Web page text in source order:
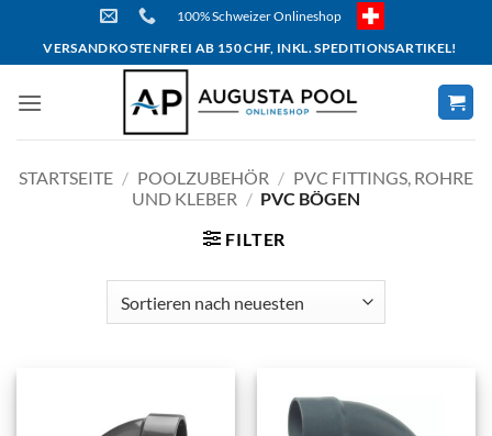
content
100% Schweizer Onlineshop
VERSANDKOSTENFREI AB 150 CHF, INKL. SPEDITIONSARTIKEL!
STARTSEITE / POOLZUBEHÖR / PVC FITTINGS, ROHRE
UND KLEBER / PVC BÖGEN
FILTER